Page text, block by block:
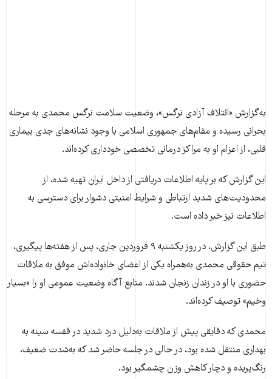
به‌گزارش «ائتلاف آزادی نرگس»، وضعیت سلامت نرگس محمدی به مرحله
بحرانی رسیده و مقام‌های جمهوری اسلامی با وجود نشانه‌های جدی بیماری
قلبی، از اعزام او به مراکز درمانی تخصصی خودداری کرده‌اند.
این گزارش که بر پایه اطلاعات دریافتی از داخل ایران تهیه شده، از
محدودیت‌های شدید ارتباطی و شرایط امنیتی دشوار برای دسترسی به
اطلاعات نیز خبر داده است.
طبق این گزارش، در روز یکشنبه ۹ فروردین جاری، پس از هفته‌ها پیگیری،
تیم حقوقی محمدی به‌همراه یکی از اعضای خانواده‌اش موفق به ملاقات
حضوری با او در زندان زنجان شدند. منابع آگاه وضعیت عمومی او را «بسیار
وخیم» توصیف کرده‌اند.
محمدی که دقایقی پیش از ملاقات به‌دلیل درد شدید در قفسه سینه به
بهداری منتقل شده بود، در حالی در جلسه حاضر شد که به‌شدت ضعیف،
رنگ‌پریده و دچار کاهش وزن چشمگیر بود.